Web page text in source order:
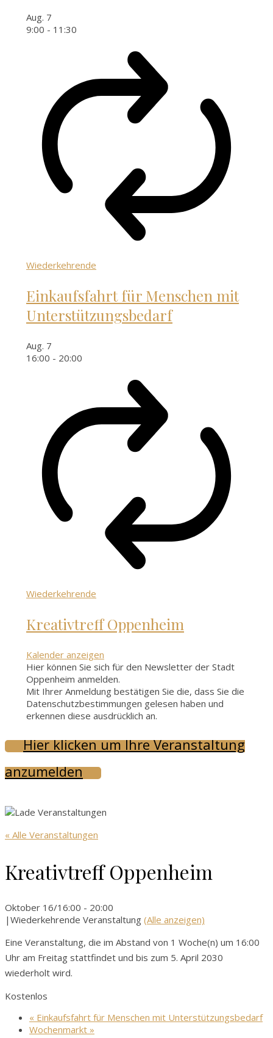
Aug. 7
9:00 - 11:30
Wiederkehrende
Einkaufsfahrt für Menschen mit
Unterstützungsbedarf
Aug. 7
16:00 - 20:00
Wiederkehrende
Kreativtreff Oppenheim
Kalender anzeigen
Hier können Sie sich für den Newsletter der Stadt
Oppenheim anmelden.
Mit Ihrer Anmeldung bestätigen Sie die, dass Sie die
Datenschutzbestimmungen gelesen haben und
erkennen diese ausdrücklich an.
Hier klicken um Ihre Veranstaltung
anzumelden
« Alle Veranstaltungen
Kreativtreff Oppenheim
Oktober 16/16:00 - 20:00
| Wiederkehrende Veranstaltung (Alle anzeigen)
Eine Veranstaltung, die im Abstand von 1 Woche(n) um 16:00
Uhr am Freitag stattfindet und bis zum 5. April 2030
wiederholt wird.
Kostenlos
« Einkaufsfahrt für Menschen mit Unterstützungsbedarf
Wochenmarkt »